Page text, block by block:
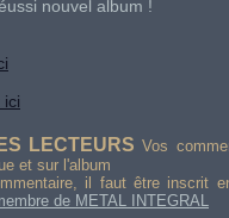
nouvel album !
ici
LECTEURS Vos
et sur l'album
il faut être inscrit
de METAL INTEGRAL